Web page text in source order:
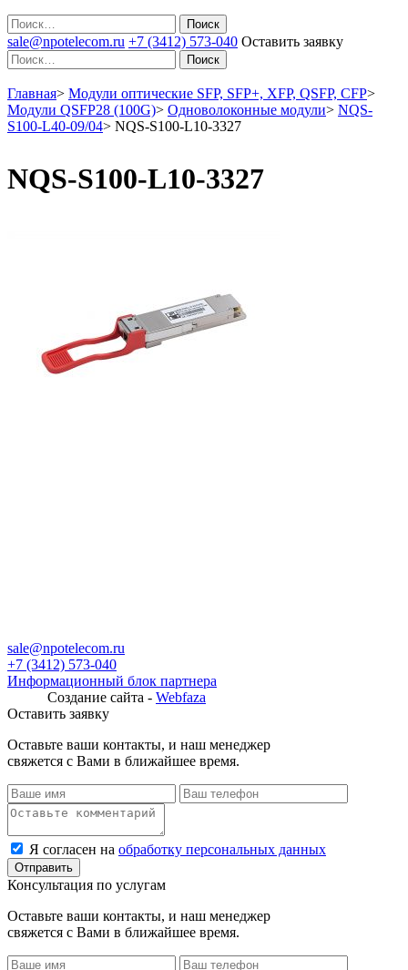
Поиск
sale@npotelecom.ru +7 (3412) 573-040 Оставить заявку
Поиск
Главная> Модули оптические SFP, SFP+, XFP, QSFP, CFP>
Модули QSFP28 (100G)> Одноволоконные модули> NQS-
S100-L40-09/04> NQS-S100-L10-3327
NQS-S100-L10-3327
sale@npotelecom.ru
+7 (3412) 573-040
Информационный блок партнера
Создание сайта - Webfaza
Оставить заявку
Оставьте ваши контакты, и наш менеджер
свяжется с Вами в ближайшее время.
Я согласен на обработку персональных данных
Консультация по услугам
Оставьте ваши контакты, и наш менеджер
свяжется с Вами в ближайшее время.